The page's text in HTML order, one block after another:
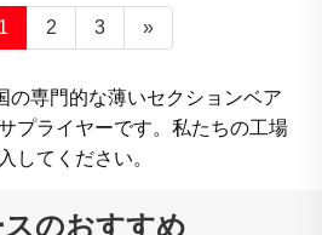
1 2 3 »
の専門的な薄いセクションベア
プライヤーです。私たちの工場
してください。
のおすすめ